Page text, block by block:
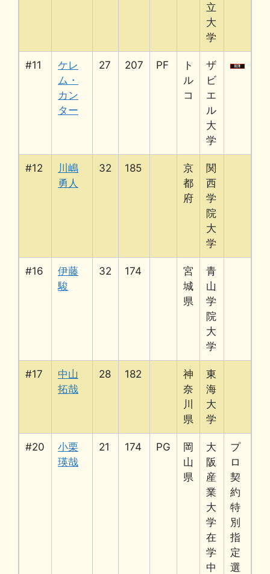
立
大
学
#11
ケレ
ム・
カン
ター
27 207 PF
ト
ル
コ
ザ
ビ
エ
ル
大
学
#12
川嶋
勇人
32 185
京
都
府
関
西
学
院
大
学
#16
伊藤
駿
32 174
宮
城
県
青
山
学
院
大
学
#17
中山
拓哉
28 182
神
奈
川
県
東
海
大
学
#20
小栗
瑛哉
21 174 PG
岡
山
県
大
阪
産
業
大
学
在
学
中
プ
ロ
契
約
特
別
指
定
選